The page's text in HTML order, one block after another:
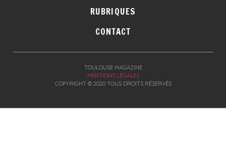
RUBRIQUES
CONTACT
TOULOUSE MAGAZINE
MENTIONS LÉGALES
COPYRIGHT © 2020 TOUS DROITS RÉSERVÉS